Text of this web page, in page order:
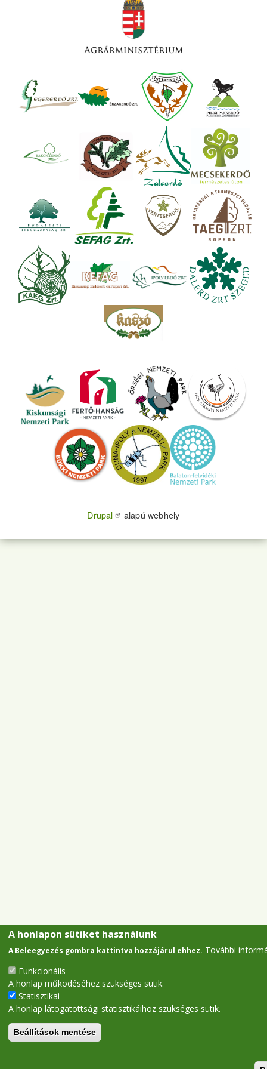
Drupal alapú webhely
A honlapon sütiket használunk
A Beleegyezés gombra kattintva hozzájárul ehhez. További
Funkcionális
A honlap működéséhez szükséges sütik.
Statisztikai
A honlap látogatottsági statisztikáihoz szükséges sütik.
Beállítások mentése